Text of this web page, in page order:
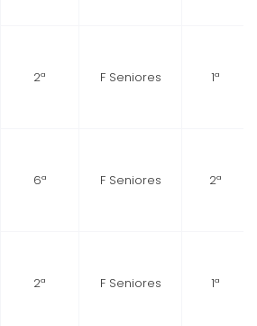
2ª F Seniores 1ª
6ª F Seniores 2ª
2ª F Seniores 1ª